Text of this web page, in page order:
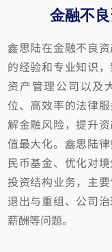
金融不
鑫思陆在金融不良
的经验和专业知识，
资产管理公司以及
位、高效率的法律
解金融风险，提升
值最大化。鑫思陆
民币基金、优化对
投资结构业务，主要
退出与重组、公司
薪酬等问题。